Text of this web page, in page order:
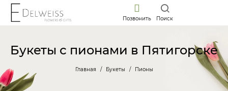
Позвонить Поиск
Букеты с пионами в Пятигорске
Главная Букеты Пионы